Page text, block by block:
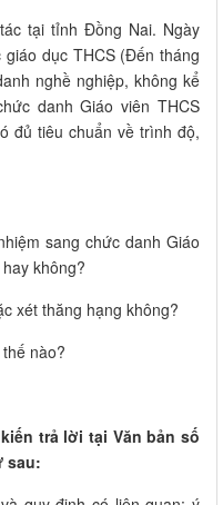
tại tỉnh Đồng Nai. Ngày
dục THCS (Đến tháng
nghề nghiệp, không kể
danh Giáo viên THCS
đủ tiêu chuẩn về trình độ,
sang chức danh Giáo
không?
xét thăng hạng không?
nào?
trả lời tại Văn bản số
sau: